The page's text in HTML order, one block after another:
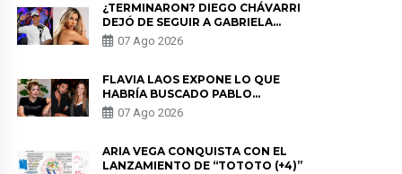
¿TERMINARON? DIEGO CHÁVARRI
DEJÓ DE SEGUIR A GABRIELA
HERRERA Y ANUNCIA SU SALIDA
DE PÓDCAST
07 Ago 2026
FLAVIA LAOS EXPONE LO QUE
HABRÍA BUSCADO PABLO
HEREDIA CON ALE FULLER: “UNA
DE LAS PARTES QUERÍA EL
07 Ago 2026
ARIA VEGA CONQUISTA CON EL
LANZAMIENTO DE “TOTOTO (+4)”